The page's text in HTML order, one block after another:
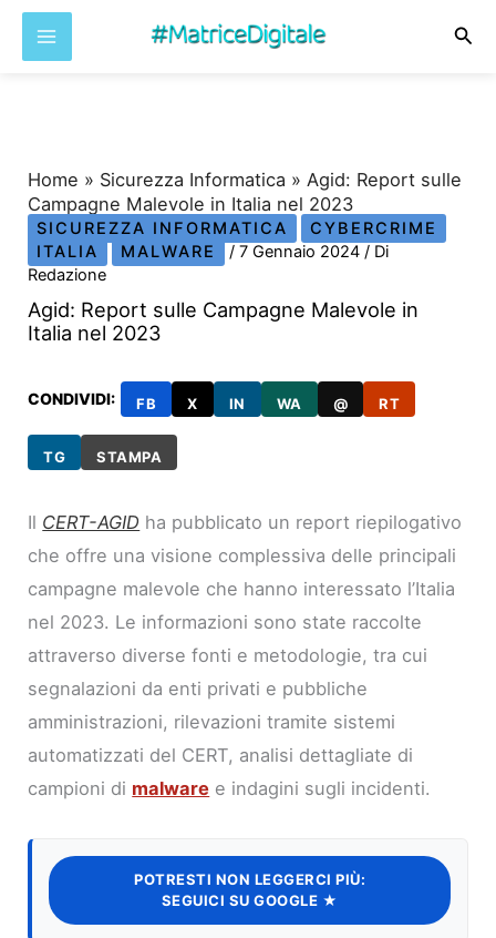
Home » Sicurezza Informatica »Agid: Report sulle
Campagne Malevole in Italia nel 2023
SICUREZZA INFORMATICA
CYBERCRIME
ITALIA
MALWARE /7 Gennaio 2024/ Di
Redazione
Agid: Report sulle Campagne Malevole in
Italia nel 2023
CONDIVIDI: FB X IN WA @ RT
TG STAMPA
Il CERT-AGID ha pubblicato un report riepilogativo
che offre una visione complessiva delle principali
campagne malevole che hanno interessato l’Italia
nel 2023. Le informazioni sono state raccolte
attraverso diverse fonti e metodologie, tra cui
segnalazioni da enti privati e pubbliche
amministrazioni, rilevazioni tramite sistemi
automatizzati del CERT, analisi dettagliate di
campioni di malware e indagini sugli incidenti.
POTRESTI NON LEGGERCI PIÙ:
SEGUICI SU GOOGLE ★